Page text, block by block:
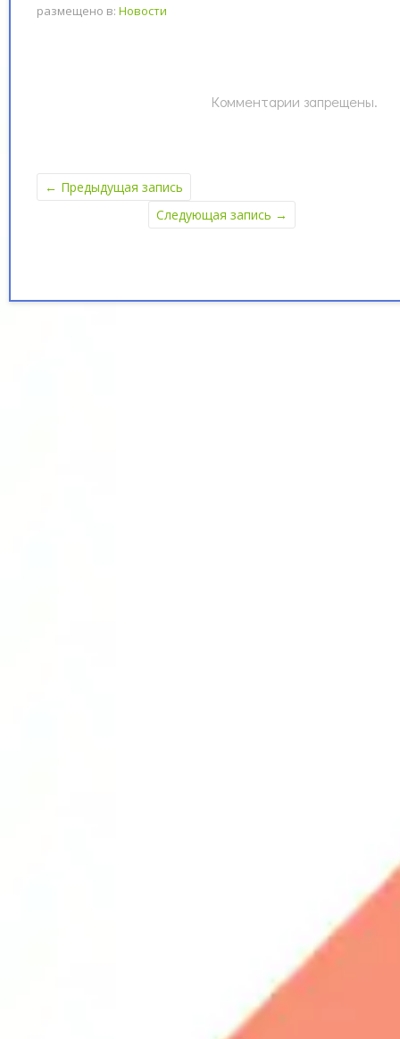
размещено в: Новости
Комментарии запрещены.
← Предыдущая запись
Следующая запись →